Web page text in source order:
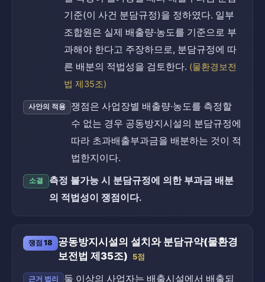
기준(이 사건 분담규정)을 정하였다. 일부
조합원은 실제 배출량·농도를 기준으로 부
과해야 한다고 주장하므로, 분담규정에 따
른 배분의 적법성을 검토한다. (물환경보전
법 제35조)
사안의 적용
쟁점은 사업장별 배출량·농도를 측정할
수 없는 경우 공동방지시설의 분담규정에
따라 초과배출부과금을 배분하는 것이 적
법한지이다.
소결
측정 불가능 시 분담규정에 의한 부과금 배분
의 적법성이 쟁점이다.
쟁점 18
공동방지시설의 설치와 분담규약(물환경
보전법 제35조) 5점
근거 법리
둘 이상의 사업자는 배출시설에서 배출되